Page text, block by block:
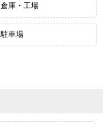
倉庫・工場
駐車場